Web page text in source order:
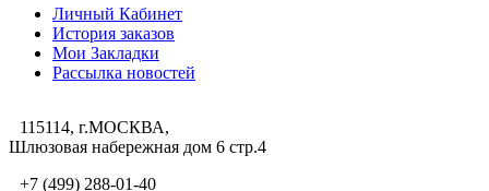
Личный Кабинет
История заказов
Мои Закладки
Рассылка новостей
115114, г.МОСКВА,
Шлюзовая набережная дом 6 стр.4
+7 (499) 288-01-40